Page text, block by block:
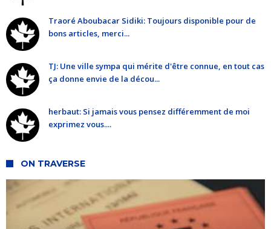
Traoré Aboubacar Sidiki: Toujours disponible pour de
bons articles, merci...
TJ: Une ville sympa qui mérite d'être connue, en tout cas
ça donne envie de la décou...
herbaut: Si jamais vous pensez différemment de moi
exprimez vous....
ON TRAVERSE